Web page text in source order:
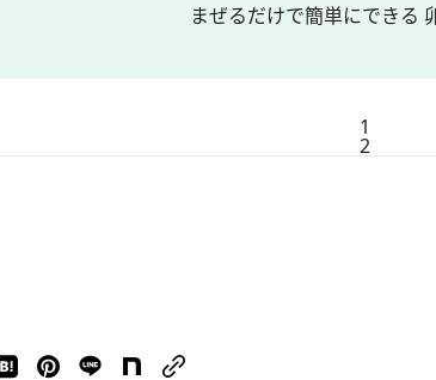
まぜるだけで簡単にできる
1
2